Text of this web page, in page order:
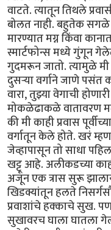
वाटते. त्यातून तिथले
बोलत नाही. बहुतेक सगळे
मारण्यात मग्न किंवा
स्मार्टफोन्स मध्ये गुंगून
गुदमरून जातो. त्यामुळे
दुसऱ्या वर्गाने जाणे पसंत
वारा, तुझ्या वेगाची
मोकळेढाकळे वातावरण
की मी काही प्रवास
वर्गातून केले होते. खरं
जेव्हापासून तो साधा
खट्टू आहे. अलीकडच्या काही
अजून एक त्रास सुरू
खिडक्यांतून हलते
प्रवाशांचे हक्काचे सुख.
सुखावरच घाला घातला